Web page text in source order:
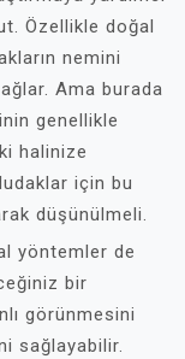
Özellikle doğal
nemini
Ama burada
genellikle
halinize
için bu
düşünülmeli.
yöntemler de
bir
görünmesini
sağlayabilir.